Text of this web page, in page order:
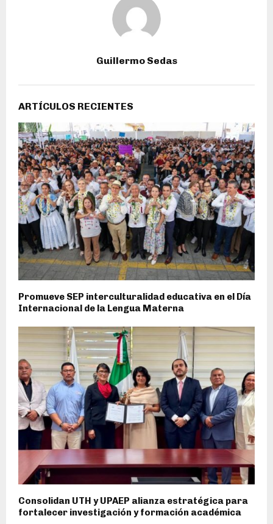
Guillermo Sedas
ARTÍCULOS RECIENTES
Promueve SEP interculturalidad educativa en el Día
Internacional de la Lengua Materna
Consolidan UTH y UPAEP alianza estratégica para
fortalecer investigación y formación académica